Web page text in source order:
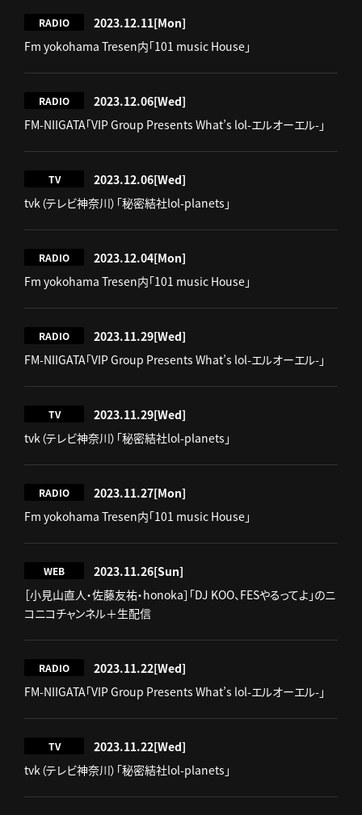
RADIO 2023.12.11[Mon]
Fm yokohama Tresen内「101 music House」
RADIO 2023.12.06[Wed]
FM-NIIGATA「VIP Group Presents What’s lol-エルオーエル-」
TV 2023.12.06[Wed]
tvk（テレビ神奈川）「秘密結社lol-planets」
RADIO 2023.12.04[Mon]
Fm yokohama Tresen内「101 music House」
RADIO 2023.11.29[Wed]
FM-NIIGATA「VIP Group Presents What’s lol-エルオーエル-」
TV 2023.11.29[Wed]
tvk（テレビ神奈川）「秘密結社lol-planets」
RADIO 2023.11.27[Mon]
Fm yokohama Tresen内「101 music House」
WEB 2023.11.26[Sun]
［小見山直人・佐藤友祐・honoka］「DJ KOO、FESやるってよ」のニ
コニコチャンネル＋生配信
RADIO 2023.11.22[Wed]
FM-NIIGATA「VIP Group Presents What’s lol-エルオーエル-」
TV 2023.11.22[Wed]
tvk（テレビ神奈川）「秘密結社lol-planets」